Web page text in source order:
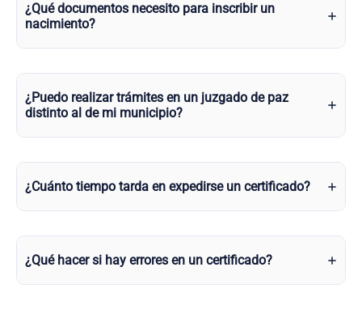
¿Qué documentos necesito para inscribir un
nacimiento?
¿Puedo realizar trámites en un juzgado de paz
distinto al de mi municipio?
¿Cuánto tiempo tarda en expedirse un certificado?
¿Qué hacer si hay errores en un certificado?